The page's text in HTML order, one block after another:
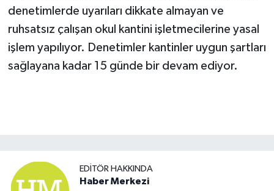
denetimlerde uyarıları dikkate almayan ve
ruhsatsız çalışan okul kantini işletmecilerine yasal
işlem yapılıyor. Denetimler kantinler uygun şartları
sağlayana kadar 15 günde bir devam ediyor.
EDITÖR HAKKINDA
Haber Merkezi